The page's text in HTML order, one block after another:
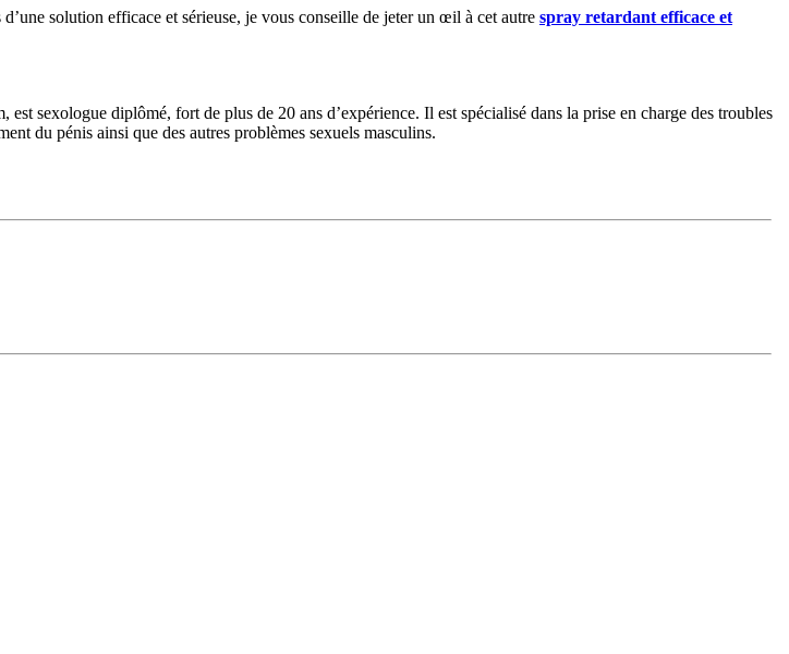
solution efficace et sérieuse, je vous conseille de jeter un œil à cet autre spray retardant efficace et
sexologue diplômé, fort de plus de 20 ans d’expérience. Il est spécialisé dans la prise en charge des troubles
du pénis ainsi que des autres problèmes sexuels masculins.